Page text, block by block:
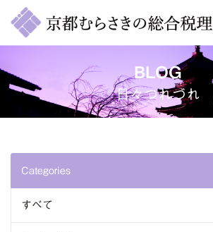
BLOG
日々つれづれ
Categories
すべて